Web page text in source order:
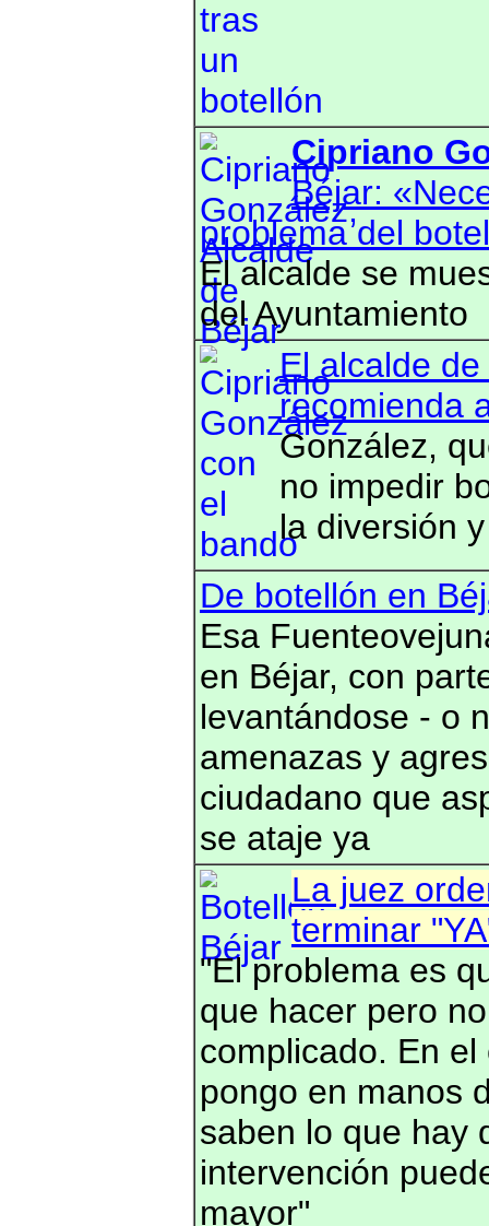
Cipriano
Béjar:
problema del
El alcalde se
del Ayuntamiento
El alcalde
recomienda
González,
no impedir
la diversión
De botellón en
Esa
en Béjar, con
levantándose - o
amenazas y
ciudadano que
se ataje ya
La juez
terminar
"El problema es
que hacer pero
complicado. En
pongo en manos
saben lo que hay
intervención
mayor"